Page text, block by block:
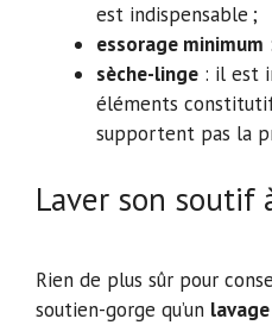
est indispensable ;
essorage minimum
sèche-linge : il est
éléments
supportent pas la
Laver son soutif
Rien de plus sûr pour
soutien-gorge qu’un